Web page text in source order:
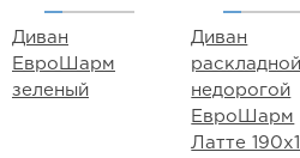
Диван
ЕвроШарм
зеленый
Диван
раскладной
недорогой
ЕвроШарм
Латте